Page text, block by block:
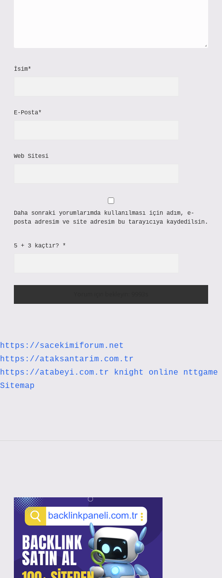
İsim*
E-Posta*
Web Sitesi
Daha sonraki yorumlarımda kullanılması için adım, e-
posta adresim ve site adresim bu tarayıcıya kaydedilsin.
5 + 3 kaçtır? *
https://sacekimiforum.net
https://ataksantarim.com.tr
https://atabeyi.com.tr
knight online
nttgame
Sitemap